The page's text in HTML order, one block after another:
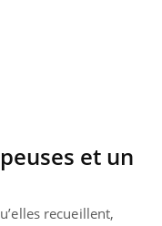
et un
recueillent,